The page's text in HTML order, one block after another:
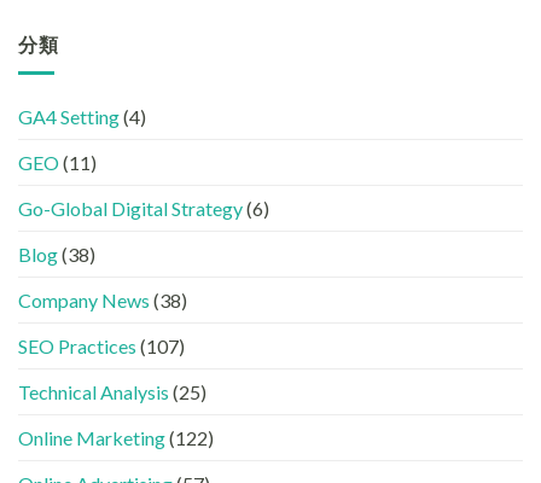
整
HTML
定
南〉
的
IG、
LinkedIn
容
中
案
出
一
看
懂
AISEO
AEO
實
做
已
進
代
品
如
進
的
分類
GA4 Setting(4)
GEO(11)
Go-Global Digital Strategy(6)
Blog(38)
Company News (38)
SEO Practices (107)
Technical Analysis (25)
Online Marketing(122)